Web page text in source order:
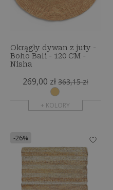
Okrągły dywan z juty -
Boho Bali - 120 CM -
Nisha
269,00 zł 363,15 zł
+ KOLORY
-26%